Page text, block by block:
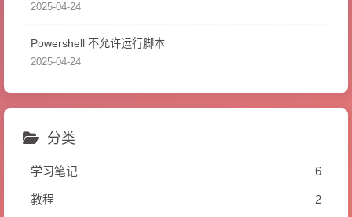
2025-04-24
Powershell 不允许运行脚本
2025-04-24
分类
学习笔记 6
教程 2